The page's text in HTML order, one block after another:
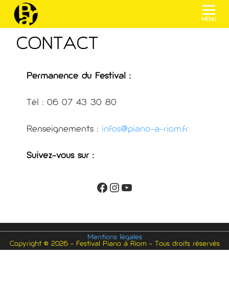
menu
CONTACT
Permanence du Festival :
Tél : 06 07 43 30 80
Renseignements : infos@piano-a-riom.fr
Suivez-vous sur :
Facebook Instagram YouTube
Mentions légales
Copyright © 2026 - Festival Piano à Riom - Tous droits réservés